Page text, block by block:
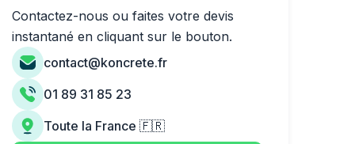
Contactez-nous ou faites votre devis
instantané en cliquant sur le bouton.
contact@koncrete.fr
01 89 31 85 23
Toute la France 🇫🇷